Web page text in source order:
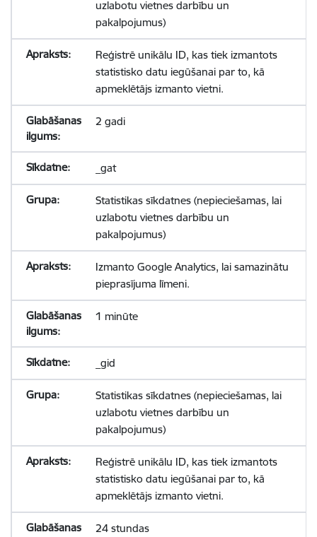
uzlabotu vietnes darbību un
pakalpojumus)
Reģistrē unikālu ID, kas tiek izmantots
statistisko datu iegūšanai par to, kā
apmeklētājs izmanto vietni.
2 gadi
_gat
Statistikas sīkdatnes (nepieciešamas, lai
uzlabotu vietnes darbību un
pakalpojumus)
Izmanto Google Analytics, lai samazinātu
pieprasījuma līmeni.
1 minūte
_gid
Statistikas sīkdatnes (nepieciešamas, lai
uzlabotu vietnes darbību un
pakalpojumus)
Reģistrē unikālu ID, kas tiek izmantots
statistisko datu iegūšanai par to, kā
apmeklētājs izmanto vietni.
24 stundas